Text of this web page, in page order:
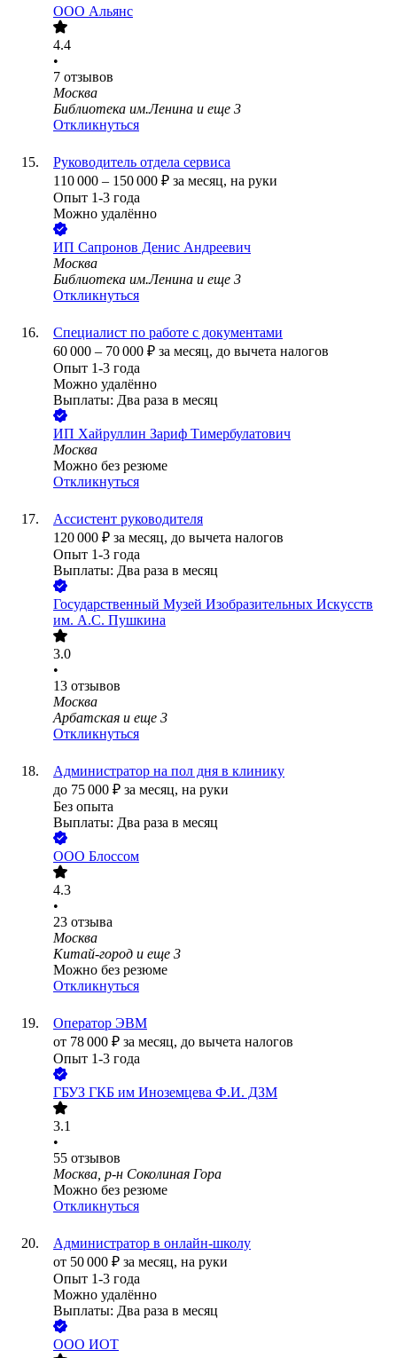
ООО Альянс
4.4
•
7 отзывов
Москва
Библиотека им.Ленина и еще 3
Откликнуться
Руководитель отдела сервиса
110 000 – 150 000 ₽ за месяц, на руки
Опыт 1-3 года
Можно удалённо
ИП Сапронов Денис Андреевич
Москва
Библиотека им.Ленина и еще 3
Откликнуться
Специалист по работе с документами
60 000 – 70 000 ₽ за месяц, до вычета налогов
Опыт 1-3 года
Можно удалённо
Выплаты: Два раза в месяц
ИП Хайруллин Зариф Тимербулатович
Москва
Можно без резюме
Откликнуться
Ассистент руководителя
120 000 ₽ за месяц, до вычета налогов
Опыт 1-3 года
Выплаты: Два раза в месяц
Государственный Музей Изобразительных Искусств
им. А.С. Пушкина
3.0
•
13 отзывов
Москва
Арбатская и еще 3
Откликнуться
Администратор на пол дня в клинику
до 75 000 ₽ за месяц, на руки
Без опыта
Выплаты: Два раза в месяц
ООО Блоссом
4.3
•
23 отзыва
Москва
Китай-город и еще 3
Можно без резюме
Откликнуться
Оператор ЭВМ
от 78 000 ₽ за месяц, до вычета налогов
Опыт 1-3 года
ГБУЗ ГКБ им Иноземцева Ф.И. ДЗМ
3.1
•
55 отзывов
Москва, р-н Соколиная Гора
Можно без резюме
Откликнуться
Администратор в онлайн-школу
от 50 000 ₽ за месяц, на руки
Опыт 1-3 года
Можно удалённо
Выплаты: Два раза в месяц
ООО ИОТ